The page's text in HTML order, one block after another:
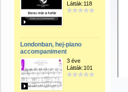
Látták:118
Londonban, hej-piano
accompaniment
3 éve
Látták:101